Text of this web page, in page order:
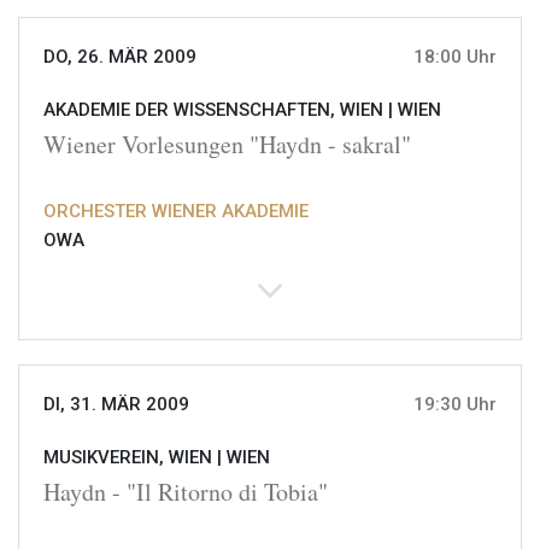
DO, 26. MÄR 2009 18:00 Uhr
AKADEMIE DER WISSENSCHAFTEN, WIEN | WIEN
Wiener Vorlesungen "Haydn - sakral"
ORCHESTER WIENER AKADEMIE
OWA
DI, 31. MÄR 2009 19:30 Uhr
MUSIKVEREIN, WIEN | WIEN
Haydn - "Il Ritorno di Tobia"